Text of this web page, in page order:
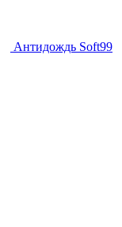
Антидождь Soft99